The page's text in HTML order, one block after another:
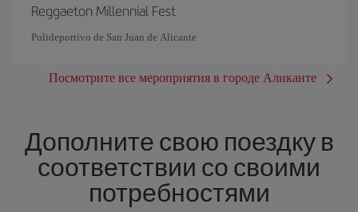
Reggaeton Millennial Fest
Polideportivo de San Juan de Alicante
Посмотрите все мероприятия в городе Аликанте
Дополните свою поездку в
соответствии со своими
потребностями